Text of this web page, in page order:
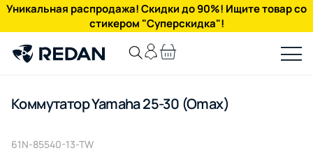
Уникальная распродажа! Скидки до 90%! Ищите товар со
стикером "Суперскидка"!
Коммутатор Yamaha 25-30 (Omax)
61N-85540-13-TW